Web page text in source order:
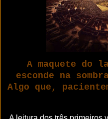
A maquete do
esconde na
Algo que,